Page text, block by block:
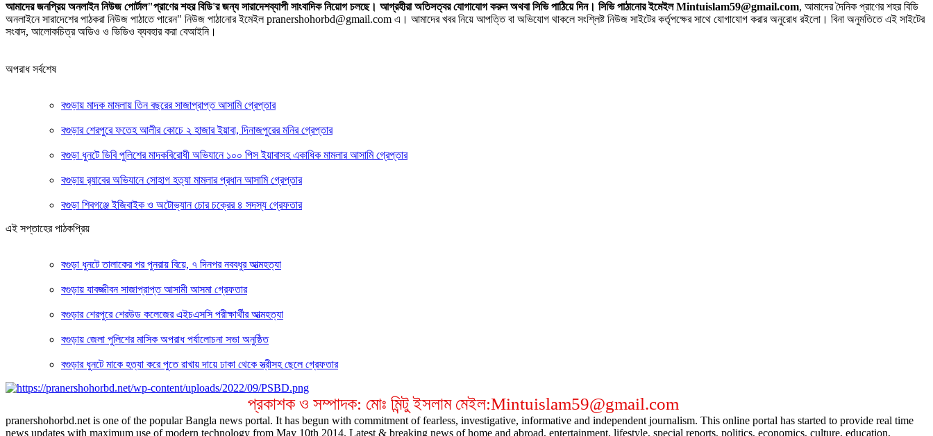
আমাদের জনপ্রিয় অনলাইন নিউজ পোর্টাল"প্রাণের শহর বিডি'র জন্য সারাদেশব্যাপী সাংবাদিক নিয়োগ চলছে। আগ্রহীরা অতিসত্বর যোগাযোগ করুন অথবা সিভি পাঠিয়ে দিন। সিভি পাঠানোর ইমেইল Mintuislam59@gmail.com, আমাদের দৈনিক প্রাণের শহর বিডি
অনলাইনে সারাদেশের পাঠকরা নিউজ পাঠাতে পারেন" নিউজ পাঠানোর ইমেইল pranershohorbd@gmail.com এ। আমাদের খবর নিয়ে আপত্তি বা অভিযোগ থাকলে সংশ্লিষ্ট নিউজ সাইটের কর্তৃপক্ষের সাথে যোগাযোগ করার অনুরোধ রইলো। বিনা অনুমতিতে এই সাইটের
সংবাদ, আলোকচিত্র অডিও ও ভিডিও ব্যবহার করা বেআইনি।
অপরাধ সর্বশেষ
বগুড়ায় মাদক মামলায় তিন বছরের সাজাপ্রাপ্ত আসামি গ্রেপ্তার
বগুড়ার শেরপুরে ফতেহ আলীর কোচে ২ হাজার ইয়াবা, দিনাজপুরের মনির গ্রেপ্তার
বগুড়া ধুনটে ডিবি পুলিশের মাদকবিরোধী অভিযানে ১০০ পিস ইয়াবাসহ একাধিক মামলার আসামি গ্রেপ্তার
‎বগুড়ায় র‍্যাবের অভিযানে সোহাগ হত্যা মামলার প্রধান আসামি গ্রেপ্তার
বগুড়া শিবগঞ্জে ইজিবাইক ও অটোভ্যান চোর চক্রের ৪ সদস্য গ্রেফতার
এই সপ্তাহের পাঠকপ্রিয়
বগুড়া ধুনটে তালাকের পর পুনরায় বিয়ে, ৭ দিনপর নববধুর আত্মহত্যা
বগুড়ায় যাবজ্জীবন সাজাপ্রাপ্ত আসামী আসমা গ্রেফতার
বগুড়ার শেরপুরে শেরউড কলেজের এইচএসসি পরীক্ষার্থীর আত্মহত্যা
বগুড়ায় জেলা পুলিশের মাসিক অপরাধ পর্যালোচনা সভা অনুষ্ঠিত
বগুড়ার ধুনটে মাকে হত্যা করে পুতে রাখায় দায়ে ঢাকা থেকে স্ত্রীসহ ছেলে গ্রেফতার
প্রকাশক ও সম্পাদক: মোঃ মিন্টু ইসলাম মেইল:Mintuislam59@gmail.com
pranershohorbd.net is one of the popular Bangla news portal. It has begun with commitment of fearless, investigative, informative and independent journalism. This online portal has started to provide real time
news updates with maximum use of modern technology from May 10th 2014. Latest & breaking news of home and abroad, entertainment, lifestyle, special reports, politics, economics, culture, education,